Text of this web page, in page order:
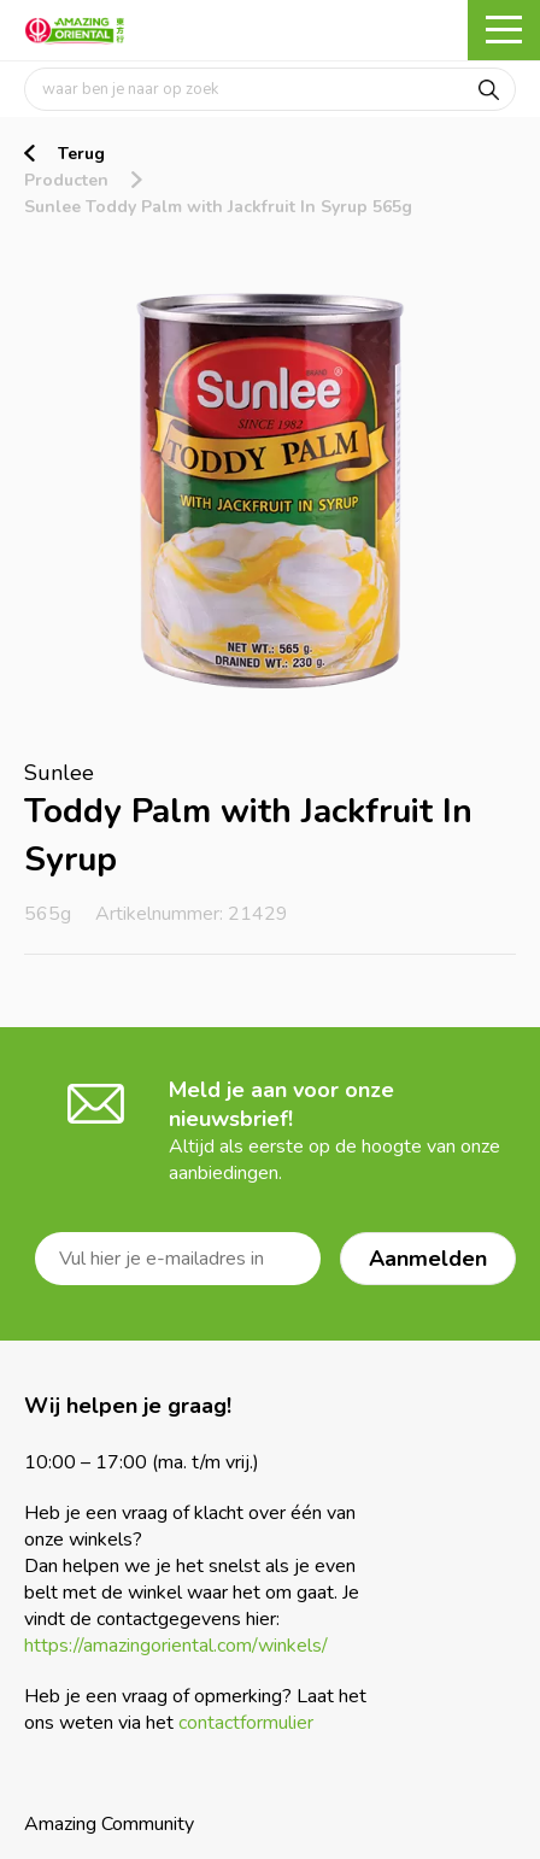
Terug
Producten
Sunlee Toddy Palm with Jackfruit In Syrup 565g
Sunlee
Toddy Palm with Jackfruit In
Syrup
565g Artikelnummer: 21429
Meld je aan voor onze
nieuwsbrief!
Altijd als eerste op de hoogte van onze
aanbiedingen.
Wij helpen je graag!
10:00 – 17:00 (ma. t/m vrij.)
Heb je een vraag of klacht over één van
onze winkels?
Dan helpen we je het snelst als je even
belt met de winkel waar het om gaat. Je
vindt de contactgegevens hier:
https://amazingoriental.com/winkels/
Heb je een vraag of opmerking? Laat het
ons weten via hetcontactformulier
Amazing Community